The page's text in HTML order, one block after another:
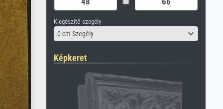
Kiegészítő szegély
0 cm Szegély
Képkeret